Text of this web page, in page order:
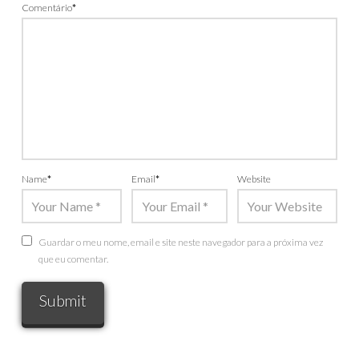
Comentário*
Name* Email* Website
Guardar o meu nome, email e site neste navegador para a próxima vez
que eu comentar.